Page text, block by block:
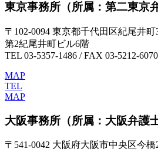
東京事務所 （所属：第二東京
〒102-0094 東京都千代田区紀尾井町
第2紀尾井町ビル6階
TEL 03-5357-1486 / FAX 03-5212-6070
MAP
TEL
MAP
大阪事務所 （所属：大阪弁護
〒541-0042 大阪府大阪市中央区今橋